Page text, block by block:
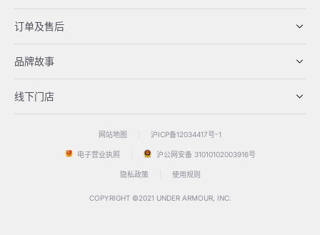
订单及售后
品牌故事
线下门店
网站地图 沪ICP备12034417号-1
电子营业执照 沪公网安备 31010102003916号
隐私政策 使用规则
COPYRIGHT ©2021 UNDER ARMOUR, INC.